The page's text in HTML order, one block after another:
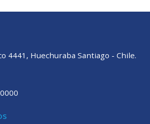
4441, Huechuraba Santiago - Chile.